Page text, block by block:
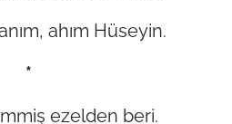
ahım Hüseyin.
*
ezelden beri.